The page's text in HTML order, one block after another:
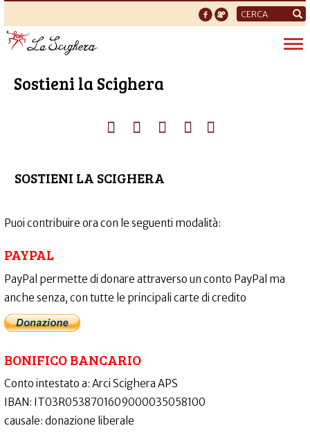
Form
di
ricerca
Sostieni la Scighera
SOSTIENI LA SCIGHERA
Puoi contribuire ora con le seguenti modalità:
PAYPAL
PayPal permette di donare attraverso un conto PayPal ma
anche senza, con tutte le principali carte di credito
BONIFICO BANCARIO
Conto intestato a: Arci Scighera APS
IBAN: IT03R0538701609000035058100
causale: donazione liberale